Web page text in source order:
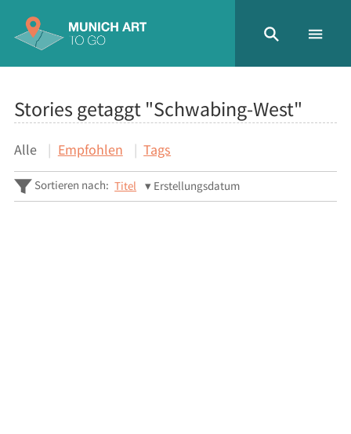
Stories getaggt "Schwabing-West"
Alle Empfohlen Tags
Sortieren nach: Titel Erstellungsdatum